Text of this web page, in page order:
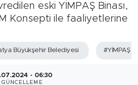
eski YİMPAŞ Binası,
Konsepti ile faaliyetlerine
Büyükşehir Belediyesi #YİMPAŞ
- 06:30
GÜNCELLEME